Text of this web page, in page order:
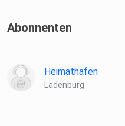
Abonnenten
Heimathafen
Ladenburg